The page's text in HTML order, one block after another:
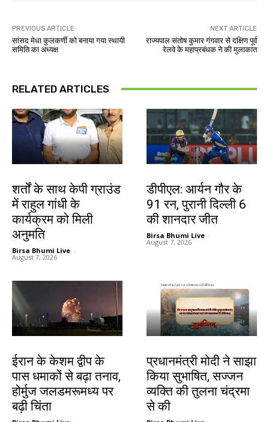
PREVIOUS ARTICLE
सांसद मेधा कुलकर्णी को बनाया गया स्थायी
समिति का अध्यक्ष
NEXT ARTICLE
राज्यपाल संतोष कुमार गंगवार से दक्षिण पूर्व
रेलवे के महाप्रबंधक ने की मुलाकात
RELATED ARTICLES
शर्तों के साथ केपी ग्राउंड
में राहुल गांधी के
कार्यक्रम को मिली
अनुमति
Birsa Bhumi Live -
August 7, 2026
डीपीएल: आर्यन गौर के
91 रन, पुरानी दिल्ली 6
की शानदार जीत
Birsa Bhumi Live -
August 7, 2026
ईरान के केशम द्वीप के
पास धमाकों से बढ़ा तनाव,
होर्मुज जलडमरूमध्य पर
बढ़ी चिंता
प्रधानमंत्री मोदी ने साझा
किया सुभाषित, सज्जन
व्यक्ति की तुलना चंद्रमा
से की